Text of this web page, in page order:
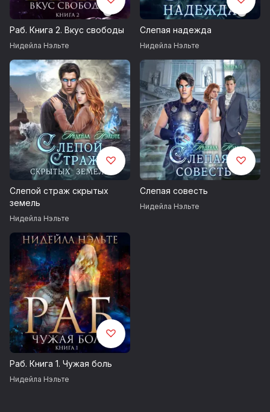
Раб. Книга 2. Вкус свободы
Нидейла Нэльте
Слепая надежда
Нидейла Нэльте
Слепой страж скрытых
земель
Нидейла Нэльте
Слепая совесть
Нидейла Нэльте
Раб. Книга 1. Чужая боль
Нидейла Нэльте